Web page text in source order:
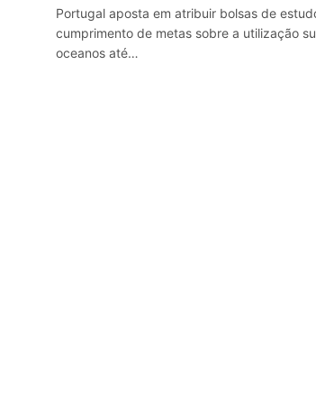
Portugal aposta em atribuir bolsas de
cumprimento de metas sobre a utilização
oceanos até…